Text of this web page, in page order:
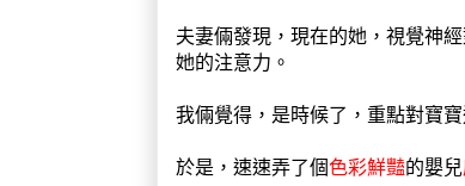
夫妻倆發現，現在的她，視覺神
她的注意力。
我倆覺得，是時候了，重點對寶
於是，速速弄了個色彩鮮豔的嬰兒